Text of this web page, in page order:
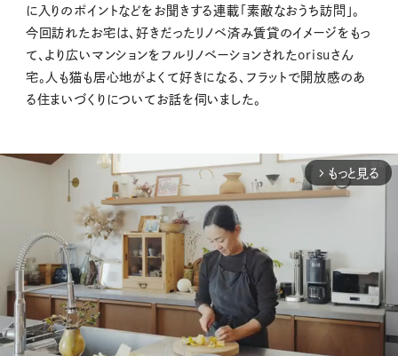
に入りのポイントなどをお聞きする連載「素敵なおうち訪問」。
今回訪れたお宅は、好きだったリノベ済み賃貸のイメージをもっ
て、より広いマンションをフルリノベーションされたorisuさん
宅。人も猫も居心地がよくて好きになる、フラットで開放感のあ
る住まいづくりについてお話を伺いました。
arrow_forward_ios もっと見る